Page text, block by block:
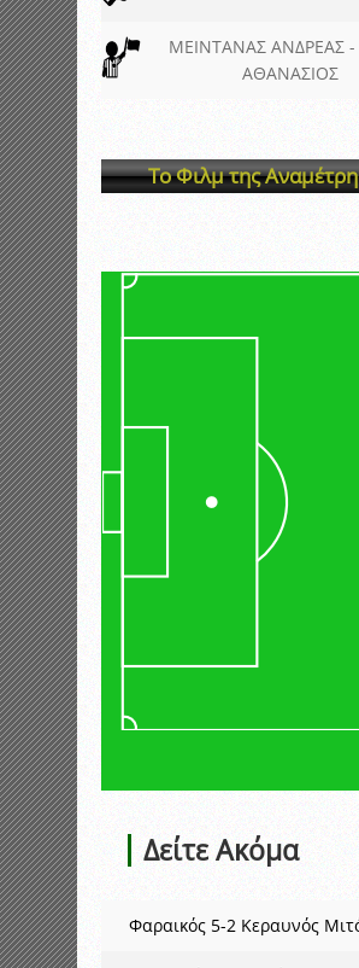
ΜΕΙΝΤΑΝΑΣ ΑΝΔΡΕΑΣ -
ΑΘΑΝΑΣΙΟΣ
Το Φιλμ της
Δείτε Ακόμα
Φαραικός 5-2 Κεραυνός